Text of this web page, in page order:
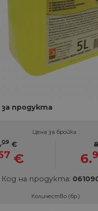
продукта
Цена за бройка :
09 €
€ 6.
Код на продукта:
Количество (бр.)